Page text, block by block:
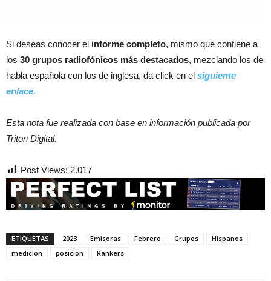
Si deseas conocer el informe completo, mismo que contiene a
los 30 grupos radiofónicos más destacados, mezclando los de
habla española con los de inglesa, da click en el siguiente
enlace.
Esta nota fue realizada con base en información publicada por
Triton Digital.
Post Views: 2.017
ETIQUETAS 2023 Emisoras Febrero Grupos
Hispanos
medición
posición Rankers